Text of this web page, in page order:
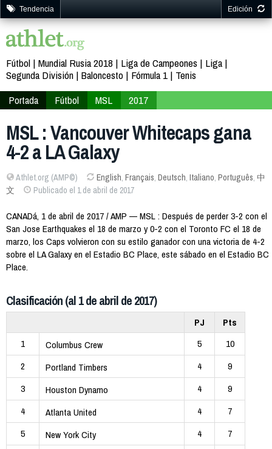
Tendencia Edición
Fútbol Mundial Rusia 2018 Liga de Campeones
Liga
Segunda División Baloncesto Fórmula 1
Tenis
Portada
Fútbol MSL 2017
MSL : Vancouver Whitecaps gana
4-2 a LA Galaxy
Athlet.org (AMP©) English, Français, Deutsch, Italiano, Português, 中
文
Publicado el 1 de abril de 2017
CANADá, 1 de abril de 2017 / AMP — MSL : Después de perder 3-2 con el
San Jose Earthquakes el 18 de marzo y 0-2 con el Toronto FC el 18 de
marzo, los Caps volvieron con su estilo ganador con una victoria de 4-2
sobre el LA Galaxy en el Estadio BC Place, este sábado en el Estadio BC
Place.
Clasificación (al 1 de abril de 2017)
PJ
Pts
1
Columbus Crew 5
10
2
Portland Timbers 4
9
3
Houston Dynamo 4
9
4
Atlanta United 4
7
5
New York City 4
7